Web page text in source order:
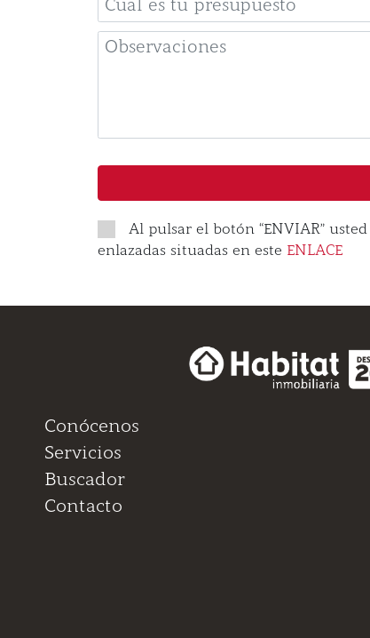
(*)
vivienda
deseas
es
tu
Observaciones
Al pulsar el botón “ENVIAR”
enlazadas situadas en este ENLACE
Conócenos
Servicios
Buscador
Contacto